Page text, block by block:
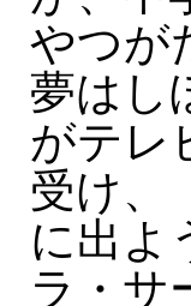
やつが
夢はし
がテレ
受け、
に出よ
ラ・サ